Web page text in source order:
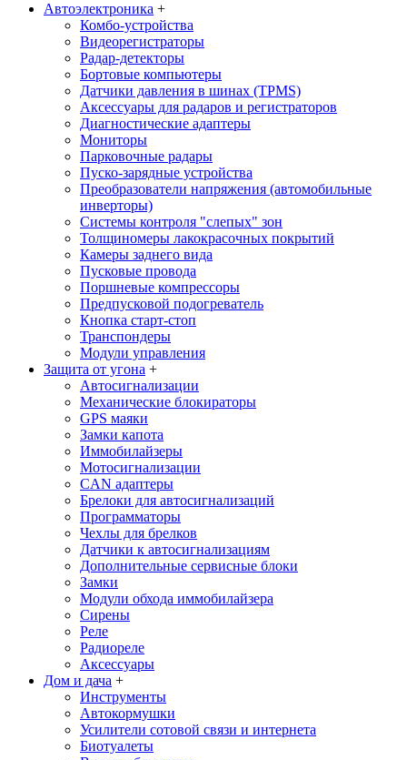
Автоэлектроника +
Комбо-устройства
Видеорегистраторы
Радар-детекторы
Бортовые компьютеры
Датчики давления в шинах (TPMS)
Аксессуары для радаров и регистраторов
Диагностические адаптеры
Мониторы
Парковочные радары
Пуско-зарядные устройства
Преобразователи напряжения (автомобильные
инверторы)
Системы контроля "слепых" зон
Толщиномеры лакокрасочных покрытий
Камеры заднего вида
Пусковые провода
Поршневые компрессоры
Предпусковой подогреватель
Кнопка старт-стоп
Транспондеры
Модули управления
Защита от угона +
Автосигнализации
Механические блoкираторы
GPS маяки
Замки капота
Иммобилайзеры
Мотосигнализации
CAN адаптеры
Брелоки для автосигнализаций
Программаторы
Чехлы для брелков
Датчики к автосигнализациям
Дополнительные сервисные блоки
Замки
Модули обхода иммобилайзера
Сирены
Реле
Радиореле
Аксессуары
Дом и дача +
Инструменты
Автокормушки
Усилители сотовой связи и интернета
Биотуалеты